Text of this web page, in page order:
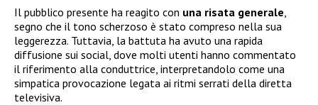
Il pubblico presente ha reagito con una risata generale
segno che il tono scherzoso è stato compreso nella sua
leggerezza. Tuttavia, la battuta ha avuto una rapida
diffusione sui social, dove molti utenti hanno commentato
il riferimento alla conduttrice, interpretandolo come una
simpatica provocazione legata ai ritmi serrati della diretta
televisiva.